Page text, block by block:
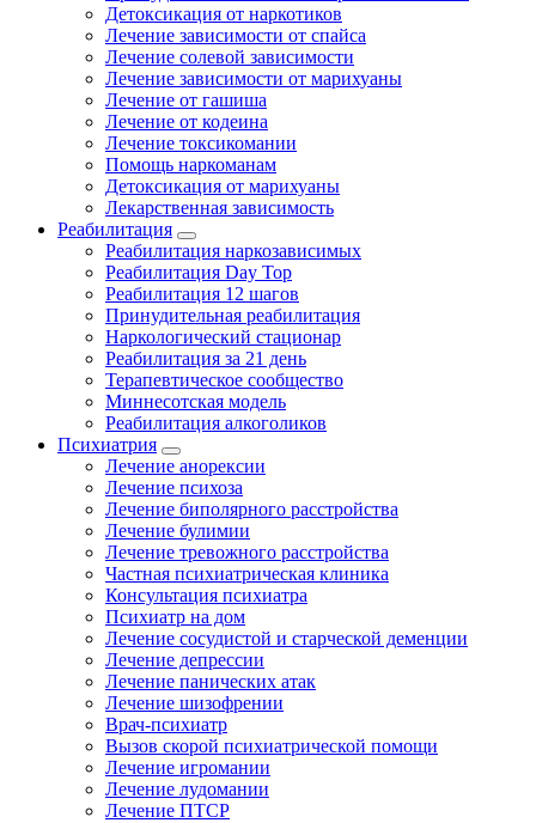
Детоксикация от наркотиков
Лечение зависимости от спайса
Лечение солевой зависимости
Лечение зависимости от марихуаны
Лечение от гашиша
Лечение от кодеина
Лечение токсикомании
Помощь наркоманам
Детоксикация от марихуаны
Лекарственная зависимость
Реабилитация
Реабилитация наркозависимых
Реабилитация Day Top
Реабилитация 12 шагов
Принудительная реабилитация
Наркологический стационар
Реабилитация за 21 день
Терапевтическое сообщество
Миннесотская модель
Реабилитация алкоголиков
Психиатрия
Лечение анорексии
Лечение психоза
Лечение биполярного расстройства
Лечение булимии
Лечение тревожного расстройства
Частная психиатрическая клиника
Консультация психиатра
Психиатр на дом
Лечение сосудистой и старческой деменции
Лечение депрессии
Лечение панических атак
Лечение шизофрении
Врач-психиатр
Вызов скорой психиатрической помощи
Лечение игромании
Лечение лудомании
Лечение ПТСР